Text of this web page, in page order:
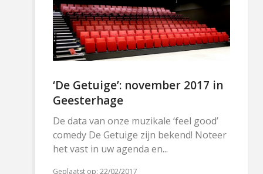
‘De Getuige’: november 2017 in
Geesterhage
De data van onze muzikale ‘feel good’
comedy De Getuige zijn bekend! Noteer
het vast in uw agenda en...
Geplaatst op: 22/02/2017